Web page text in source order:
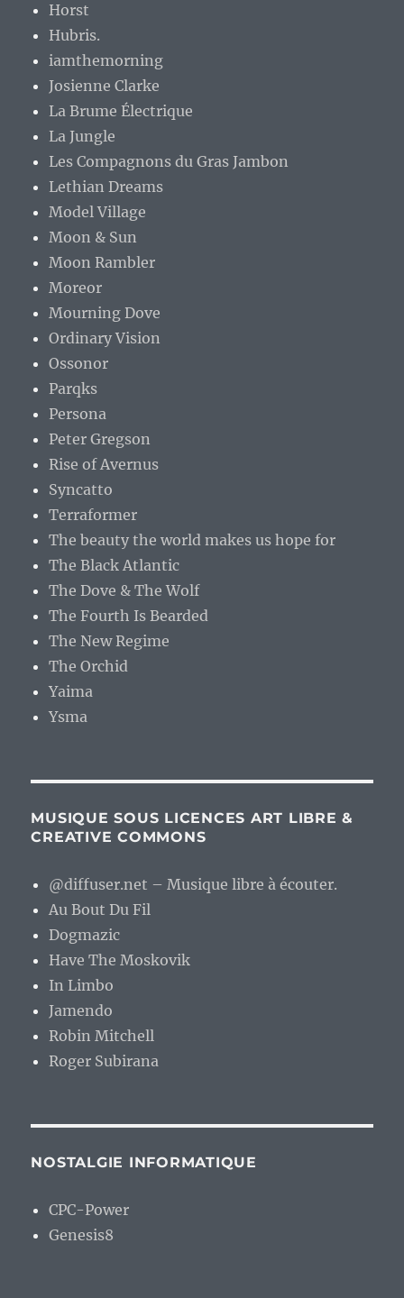
Horst
Hubris.
iamthemorning
Josienne Clarke
La Brume Électrique
La Jungle
Les Compagnons du Gras Jambon
Lethian Dreams
Model Village
Moon & Sun
Moon Rambler
Moreor
Mourning Dove
Ordinary Vision
Ossonor
Parqks
Persona
Peter Gregson
Rise of Avernus
Syncatto
Terraformer
The beauty the world makes us hope for
The Black Atlantic
The Dove & The Wolf
The Fourth Is Bearded
The New Regime
The Orchid
Yaima
Ysma
MUSIQUE SOUS LICENCES ART LIBRE &
CREATIVE COMMONS
@diffuser.net – Musique libre à écouter.
Au Bout Du Fil
Dogmazic
Have The Moskovik
In Limbo
Jamendo
Robin Mitchell
Roger Subirana
NOSTALGIE INFORMATIQUE
CPC-Power
Genesis8